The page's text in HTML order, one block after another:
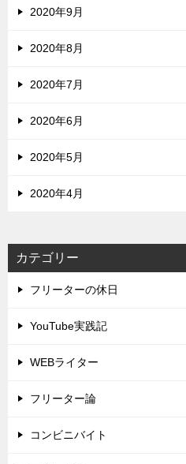
2020年9月
2020年8月
2020年7月
2020年6月
2020年5月
2020年4月
カテゴリー
フリーターの休日
YouTube実践記
WEBライター
フリーター論
コンビニバイト